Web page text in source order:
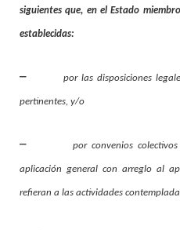
siguientes que, en el Estado
establecidas:
–por las disposiciones
pertinentes, y/o
– por convenios
aplicación general con arreglo al
refieran a las actividades